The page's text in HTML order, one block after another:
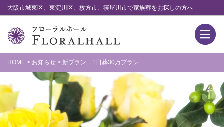
大阪市城東区、東淀川区、枚方市、寝屋川市で家族葬をお探しの方へ
HOME > お知らせ > 新プラン 1日葬30万プラン